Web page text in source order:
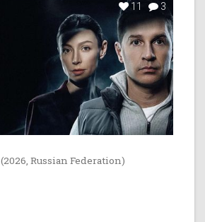
11 3
(2026, Russian Federation)